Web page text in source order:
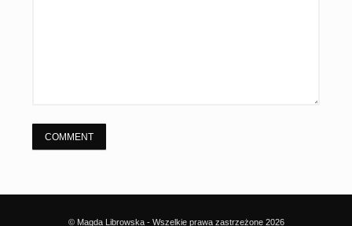
© Magda Librowska - Wszelkie prawa zastrzeżone 2026